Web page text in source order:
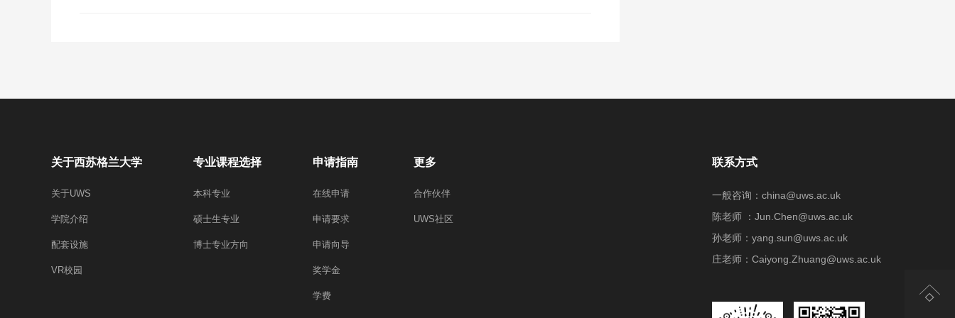
关于西苏格兰大学
关于UWS
学院介绍
配套设施
VR校园
专业课程选择
本科专业
硕士生专业
博士专业方向
申请指南
在线申请
申请要求
申请向导
奖学金
学费
更多
合作伙伴
UWS社区
联系方式
一般咨询：china@uws.ac.uk
陈老师 ：Jun.Chen@uws.ac.uk
孙老师：yang.sun@uws.ac.uk
庄老师：Caiyong.Zhuang@uws.ac.uk